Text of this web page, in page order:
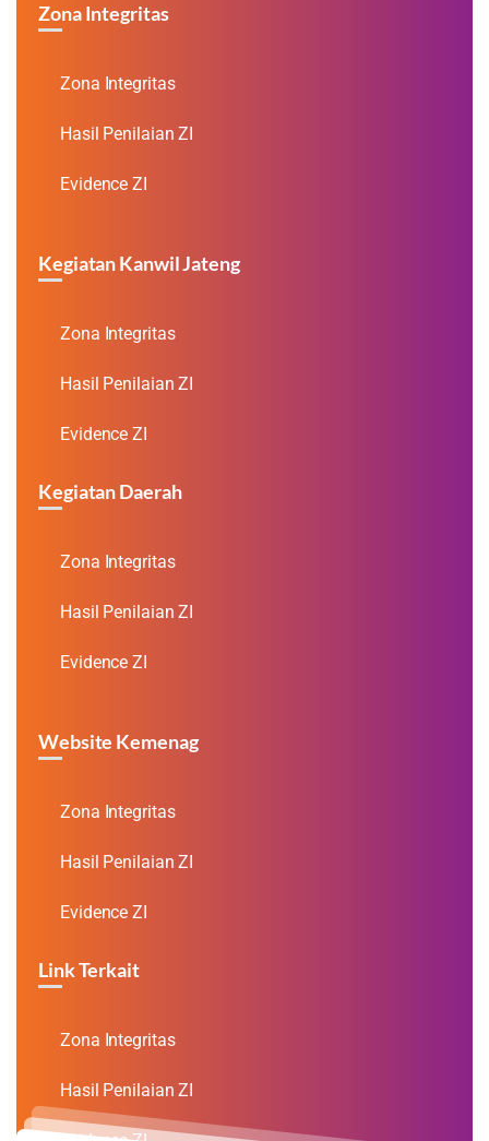
Zona Integritas
Zona Integritas
Hasil Penilaian ZI
Evidence ZI
Kegiatan Kanwil Jateng
Zona Integritas
Hasil Penilaian ZI
Evidence ZI
Kegiatan Daerah
Zona Integritas
Hasil Penilaian ZI
Evidence ZI
Website Kemenag
Zona Integritas
Hasil Penilaian ZI
Evidence ZI
Link Terkait
Zona Integritas
Hasil Penilaian ZI